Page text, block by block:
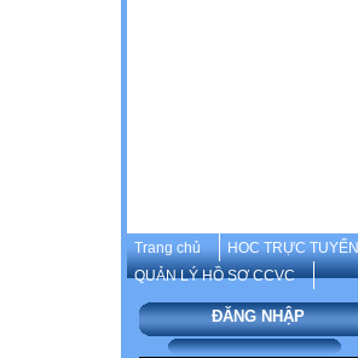
Trang chủ HOC TRỰC TUYẾN
QUẢN LÝ HỒ SƠ CCVC
ĐĂNG NHẬP